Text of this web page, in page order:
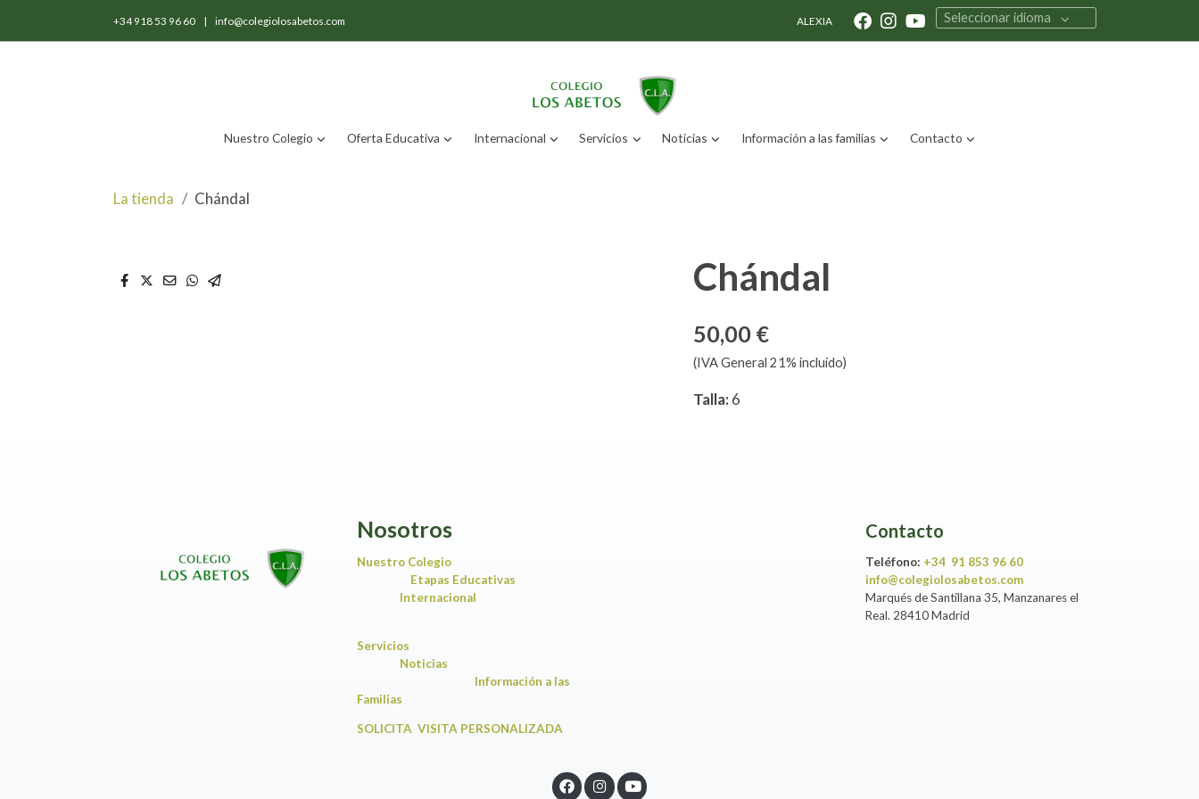
+34 918 53 96 60 | info@colegiolosabetos.com ALEXIA Seleccionar idioma
Nuestro Colegio Oferta Educativa Internacional Servicios Noticias Información a las familias Contacto
La tienda Chándal
Chándal
50,00 €
(IVA General 21% incluido)
Talla: 6
Nosotros
Nuestro Colegio
Etapas Educativas
Internacional
Servicios
Noticias
Información a las
Familias
SOLICITA VISITA PERSONALIZADA
Contacto
Teléfono: +34 91 853 96 60
info@colegiolosabetos.com
Marqués de Santillana 35, Manzanares el
Real. 28410 Madrid